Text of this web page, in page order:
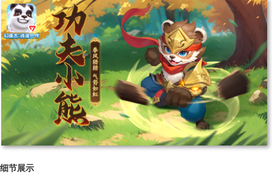
细节展示